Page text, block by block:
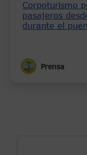
Corpoturismo
pasajeros
durante el
Prensa